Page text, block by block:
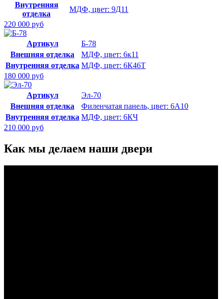
Внутренняя
отделка
МДФ, цвет: 9Д11
220 000 руб
Артикул
Б-78
Внешняя отделка
МДФ, цвет: 6к11
Внутренняя отделка МДФ, цвет: 6К46Т
180 000 руб
Артикул
Эл-70
Внешняя отделка
Филенчатая панель, цвет: 6А10
Внутренняя отделка МДФ, цвет: 6КЧ
210 000 руб
Как мы делаем наши двери